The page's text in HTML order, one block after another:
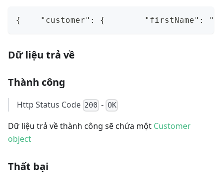
{    "customer": {        "firstName":
Dữ liệu trả về
Thành công
Http Status Code 200 - OK
Dữ liệu trả về thành công sẽ chứa một Customer
object
Thất bại